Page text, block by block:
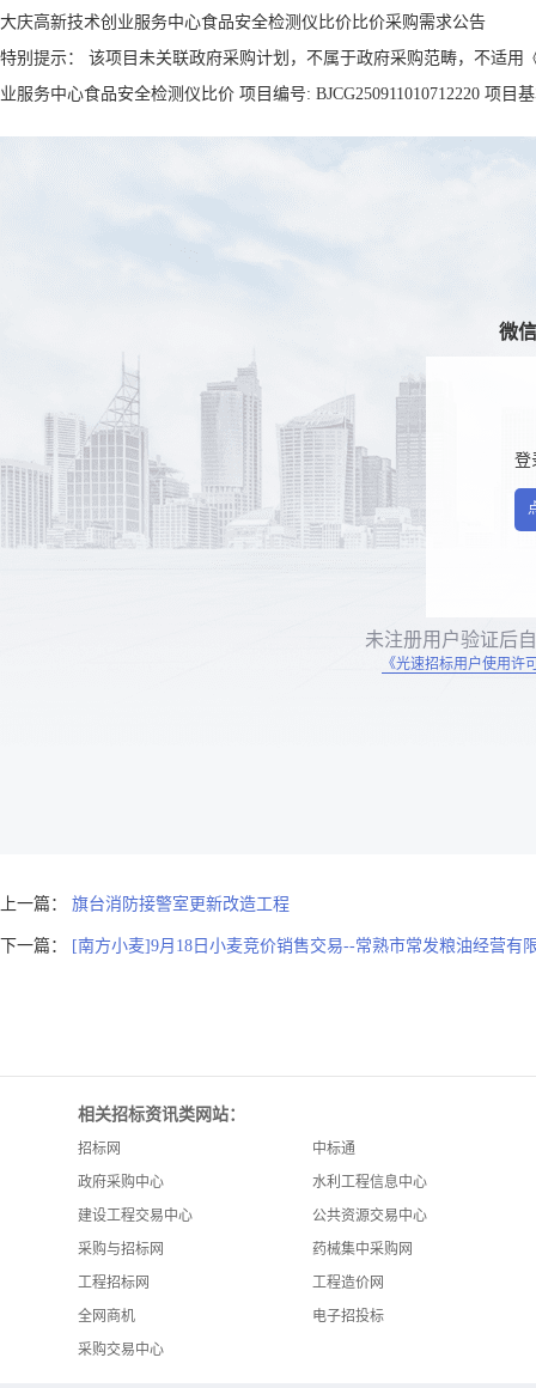
大庆高新技术创业服务中心食品安全检测仪比价比价采购需求公告
特别提示： 该项目未关联政府采购计划，不属于政府采购范畴，不适
业服务中心食品安全检测仪比价 项目编号: BJCG250911010712220 项目
微
登
未注册用户验证后
《光速招标用户使用许
上一篇： 旗台消防接警室更新改造工程
下一篇： [南方小麦]9月18日小麦竞价销售交易--常熟市常发粮油经营有
相关招标资讯类网站：
招标网
中标通
政府采购中心
水利工程信息中心
建设工程交易中心
公共资源交易中心
采购与招标网
药械集中采购网
工程招标网
工程造价网
全网商机
电子招投标
采购交易中心